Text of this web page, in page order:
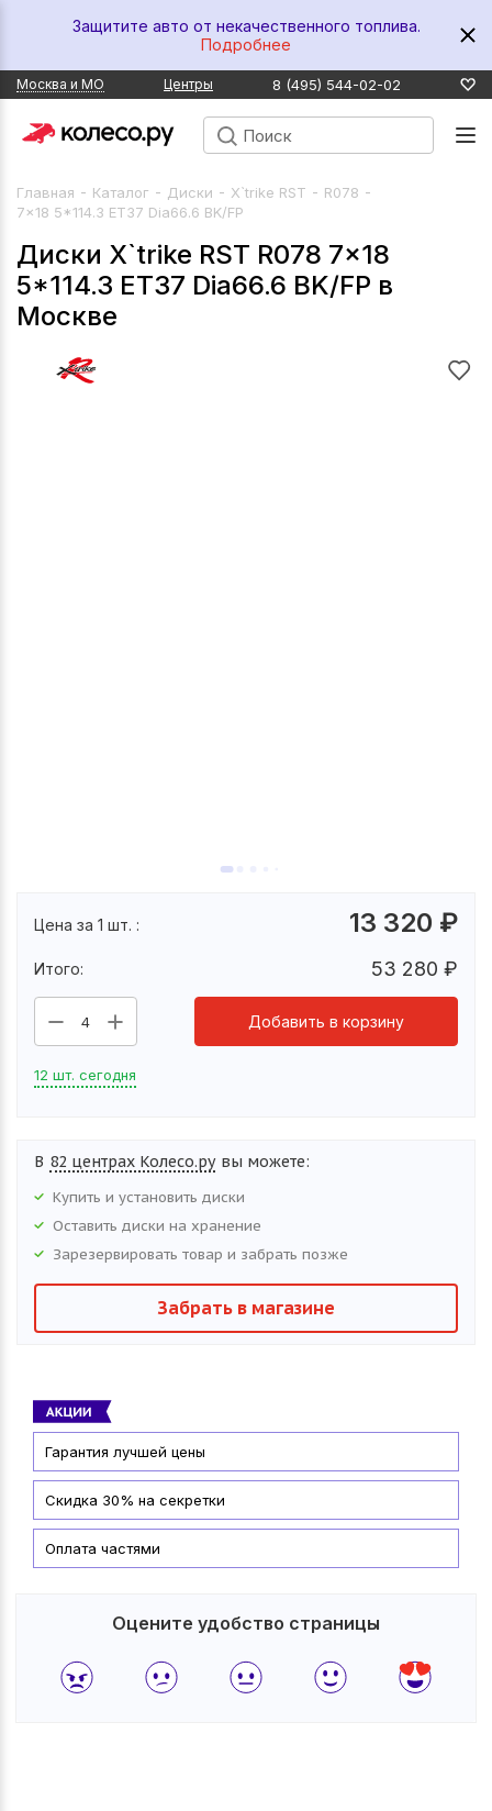
Защитите авто от некачественного топлива.
Подробнее
Москва и МО Центры 8 (495) 544-02-02
Главная - Каталог - Диски - X`trike RST - R078 -
7x18 5*114.3 ET37 Dia66.6 BK/FP
Диски X`trike RST R078 7x18
5*114.3 ET37 Dia66.6 BK/FP в
Москве
Цена за 1 шт. : 13 320 ₽
Итого: 53 280 ₽
4 Добавить в корзину
12 шт. сегодня
В 82 центрах Колесо.ру вы можете:
Купить и установить диски
Оставить диски на хранение
Зарезервировать товар и забрать позже
Забрать в магазине
Гарантия лучшей цены
Скидка 30% на секретки
Оплата частями
Оцените удобство страницы